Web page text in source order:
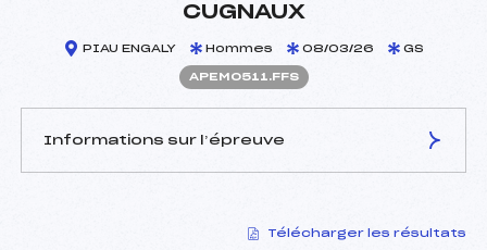
CUGNAUX
PIAU ENGALY Hommes 08/03/26 GS
APEM0511.FFS
Informations sur l’épreuve
RIGAIL DANIEL (PE)
Télécharger les résultats